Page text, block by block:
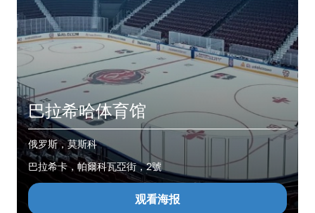
巴拉希哈体育馆
俄罗斯，莫斯科
巴拉希卡，帕爾科瓦亞街，2號
观看海报